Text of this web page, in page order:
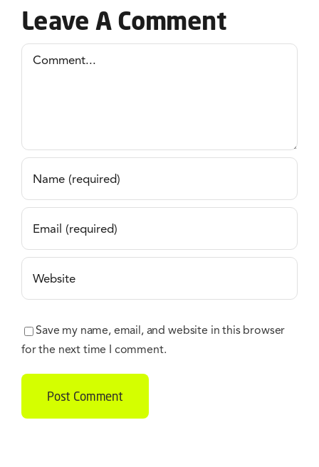
Leave A Comment
Comment
Save my name, email, and website in this browser
for the next time I comment.